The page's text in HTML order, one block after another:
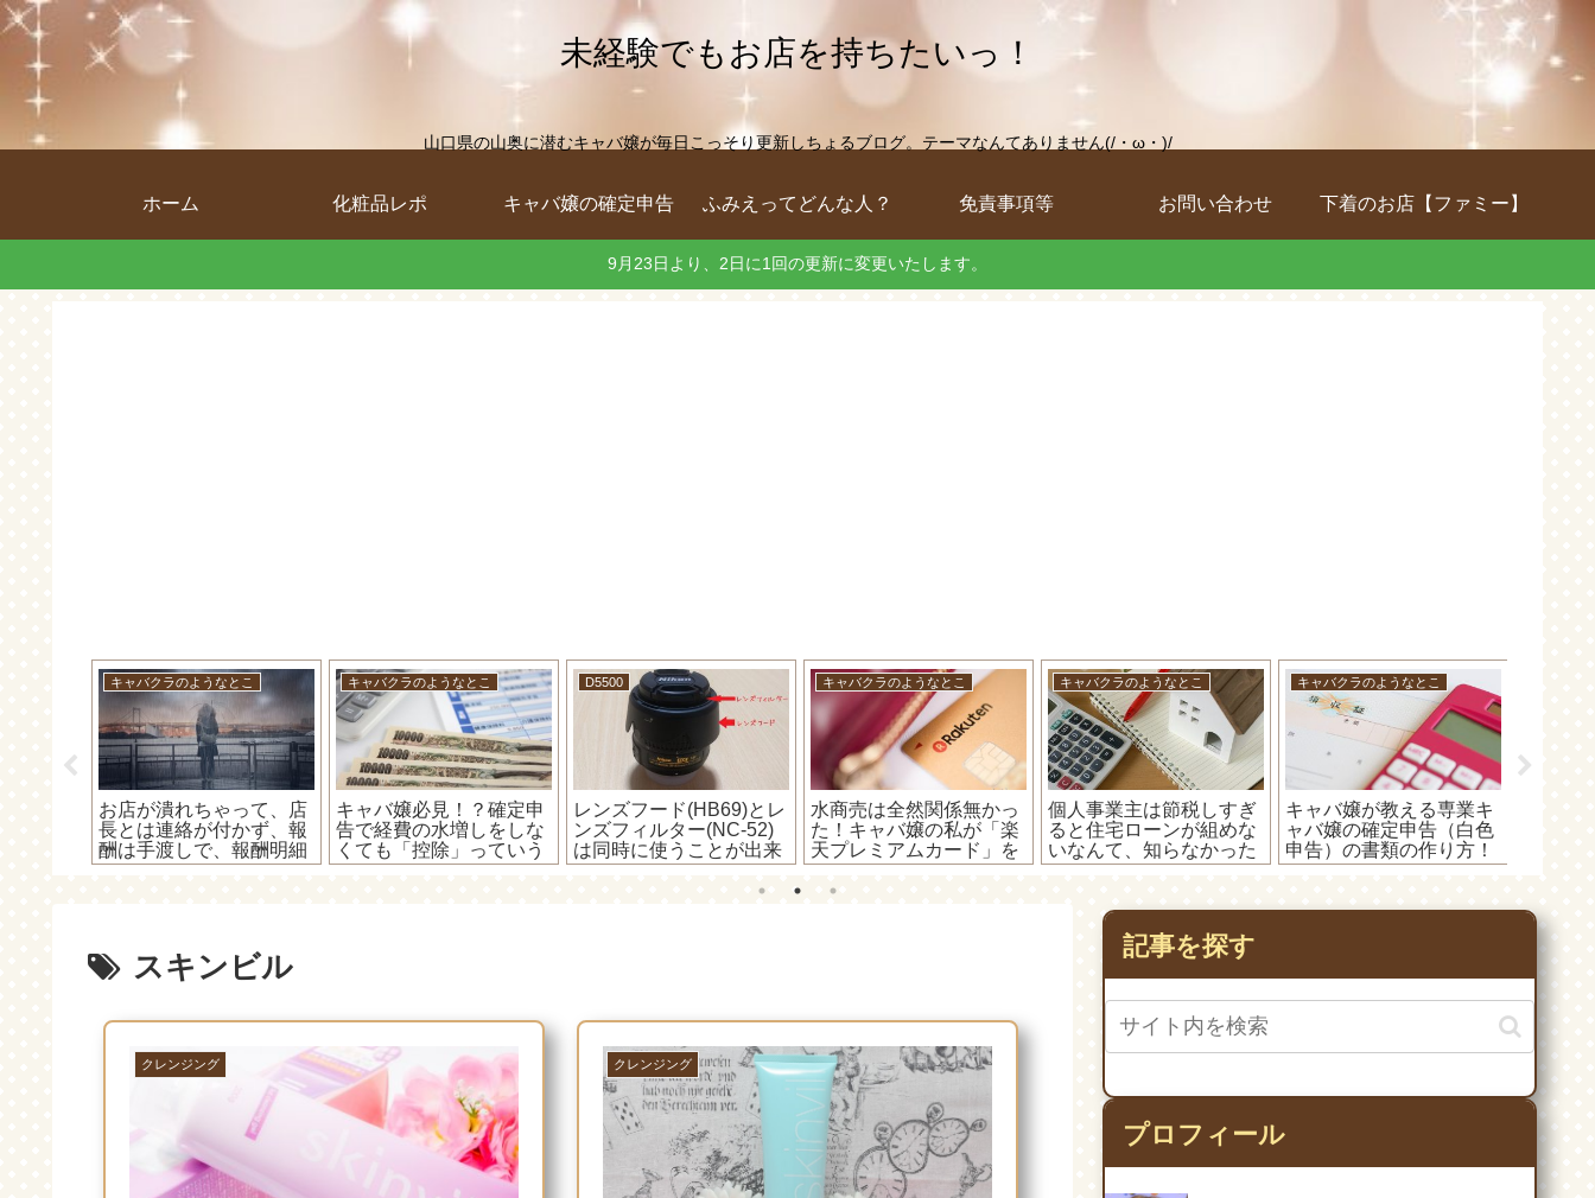
未経験でもお店を持ちたいっ！
山口県の山奥に潜むキャバ嬢が毎日こっそり更新しちょるブログ。テーマなんてありません(/・ω・)/
ホーム 化粧品レポ キャバ嬢の確定申告 ふみえってどんな人？ 免責事項等 お問い合わせ 下着のお店【ファミー】
9月23日より、2日に1回の更新に変更いたします。
キャバクラのようなとこ
お店が潰れちゃって、店
長とは連絡が付かず、報
酬は手渡しで、報酬明細
が貰えて無いキャバ嬢の
キャバクラのようなとこ
キャバ嬢必見！？確定申
告で経費の水増しをしな
くても「控除」っていう
便利な物もあるよ～！
D5500
レンズフード(HB69)とレ
ンズフィルター(NC-52)
は同時に使うことが出来
た！
キャバクラのようなとこ
水商売は全然関係無かっ
た！キャバ嬢の私が「楽
天プレミアムカード」を
最大利用可能枠の300万
円で持てた方法教えます
キャバクラのようなとこ
個人事業主は節税しすぎ
ると住宅ローンが組めな
いなんて、知らなかった
よー！
キャバクラのようなとこ
キャバ嬢が教える専業キ
ャバ嬢の確定申告（白色
申告）の書類の作り方！
スキンビル
クレンジング クレンジング
記事を探す
プロフィール